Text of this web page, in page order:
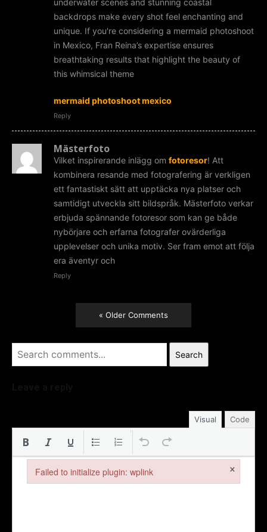
backdrops make every shot feel enchanting and
unique. If you're considering a mermaid photoshoot
in Mexico, Fran Reina’s expertise ensures
breathtaking results that highlight the beauty of
this whimsical theme
mermaid photoshoot mexico
Reply
Mästerfoto
Vilket inspirerande inlägg om fotoresor! Att
kombinera resande med fotografering är verkligen
ett fantastiskt sätt att upptäcka nya platser och
samtidigt utveckla sitt bildspråk. Mästerfoto verkar
erbjuda spännande fotoresor som kan ge både
nybörjare och erfarna fotografer ovärderliga
upplevelser och unika motiv. Ser fram emot att följa
era äventyr och
Reply
« Older Comments
Search
Visual Code
Failed to initialize plugin: wplink ×
Failed to initialize plugin: wplink